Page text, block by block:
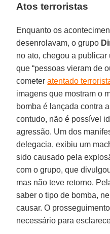
Atos terroristas
Enquanto os
desenrolavam, o grupo
no ato, chegou a
que “pessoas vieram de
cometeratentado
imagens que mostram o
bomba é lançada contra
contudo, não é possível
agressão. Um dos
delegacia, exibiu um
sido causado pela
com o grupo, que
mas não teve retorno.
saber o tipo de bomba,
causar. O
necessário para